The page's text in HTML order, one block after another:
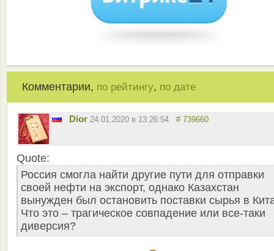
Комментарии, по рейтингу, по дате
Dior 24.01.2020 в 13:26:54 # 739660
Quote:
Россия смогла найти другие пути для отправки
своей нефти на экспорт, однако Казахстан
вынужден был остановить поставки сырья в
Что это – трагическое совпадение или все-таки
диверсия?